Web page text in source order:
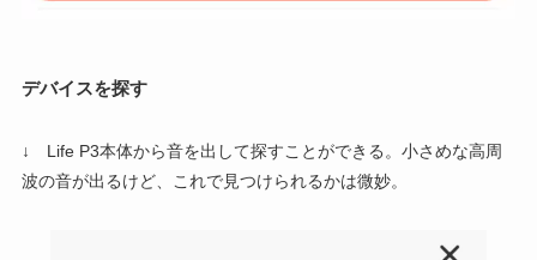
デバイスを探す
↓ Life P3本体から音を出して探すことができる。小さめな高周
波の音が出るけど、これで見つけられるかは微妙。